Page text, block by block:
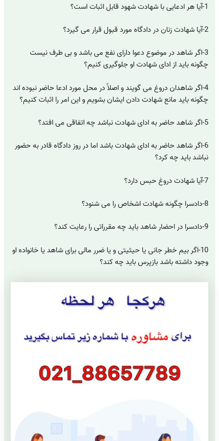
1-آیا هر ادعایی با شهادت شهود قابل اثبات است؟
2-آیا شهادت زنان در دادگاه مورد قبول قرار می گیرد؟
3-اگر شاهد در موضوع دعوا دارای نفع می باشد و بی طرف نیست
چگونه باید از ادای شهادت او جلوگیری کنیم؟
4-اگر شاهدان دروغ می گویند و اصلاً در محل مورد ادعا حاضر نبوده اند
چگونه باید مانع شهادت دادن ایشان بشویم و این امر را اثبات کنیم؟
5-اگر شاهد حاضر به ادای شهادت نباشد چه اتفاقی می افتد؟
6-اگر شاهد حاضر به ادای شهادت باشد اما در روز دادگاه قادر به حضور
نباشد باید چه کرد؟
7-آیا شهادت دروغ حبس دارد؟
8-دادسرا چگونه شهادت اشخاص را می شنود؟
9-دادسرا در احضار شاهد باید چه مقرراتی را رعایت کند؟
10-اگر بیم خطر جانی یا حیثیتی و یا ضرر مالی برای شاهد یا خانواده او
وجود داشته باشد بازپرس باید چه کند؟